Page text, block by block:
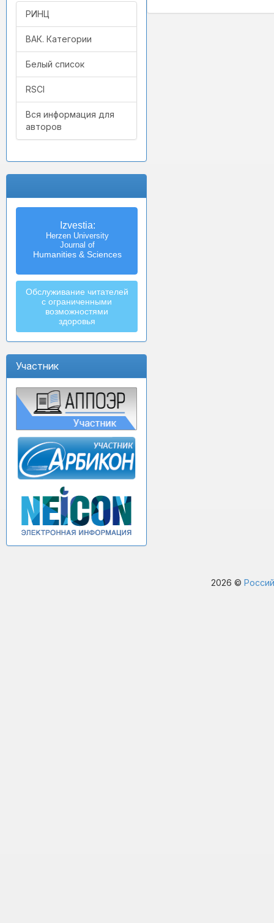
РИНЦ
ВАК. Категории
Белый список
RSCI
Вся информация для
авторов
Izvestia:
Herzen University
Journal of
Humanities & Sciences
Обслуживание читателей
с ограниченными
возможностями
здоровья
Участник
2026 ©